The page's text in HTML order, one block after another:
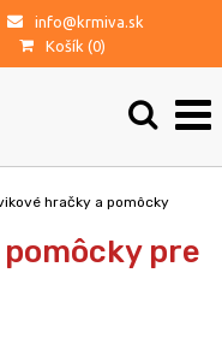
info@krmiva.sk
Košík (0)
hračky a pomôcky
pre